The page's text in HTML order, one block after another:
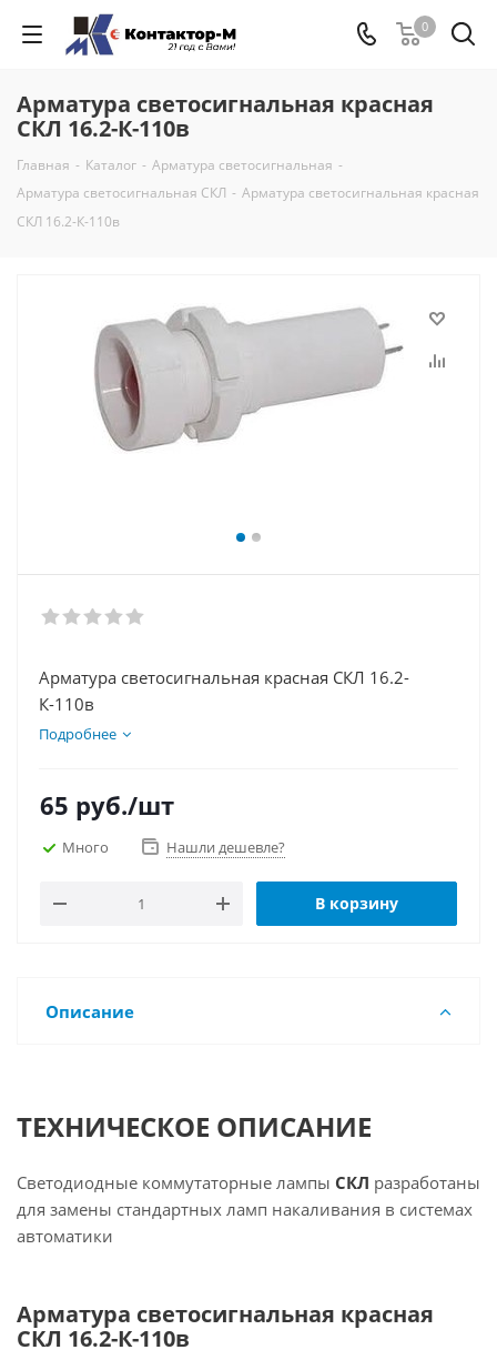
0
Арматура светосигнальная красная
СКЛ 16.2-К-110в
Главная - Каталог - Арматура светосигнальная -
Арматура светосигнальная СКЛ - Арматура светосигнальная красная
СКЛ 16.2-К-110в
Арматура светосигнальная красная СКЛ 16.2-
К-110в
Подробнее
65 руб./шт
Много Нашли дешевле?
В корзину
Описание
ТЕХНИЧЕСКОЕ ОПИСАНИЕ
Светодиодные коммутаторные лампы СКЛ разработаны
для замены стандартных ламп накаливания в системах
автоматики
Арматура светосигнальная красная
СКЛ 16.2-К-110в